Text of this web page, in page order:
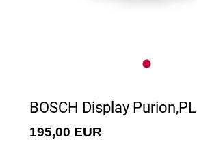
BOSCH Display Purion,PL
195,00 EUR